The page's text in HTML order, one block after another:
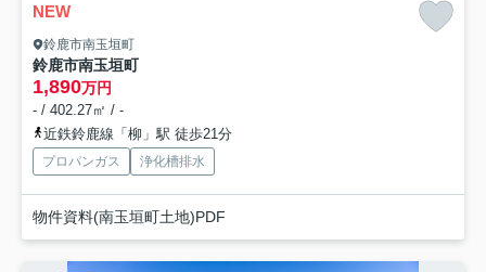
NEW
鈴鹿市南玉垣町
鈴鹿市南玉垣町
1,890万円
- / 402.27㎡ / -
近鉄鈴鹿線「柳」駅 徒歩21分
プロパンガス 浄化槽排水
物件資料(南玉垣町土地)PDF